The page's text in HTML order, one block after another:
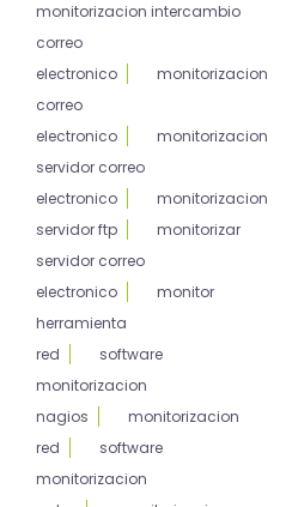
monitorizacion intercambio
correo
electronico
monitorizacion
correo
electronico
monitorizacion
servidor correo
electronico
monitorizacion
servidor ftp
monitorizar
servidor correo
electronico
monitor
herramienta
red
software
monitorizacion
nagios
monitorizacion
red
software
monitorizacion